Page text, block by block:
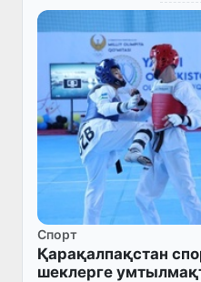
Спорт
Қарақалпақстан
шеклерге